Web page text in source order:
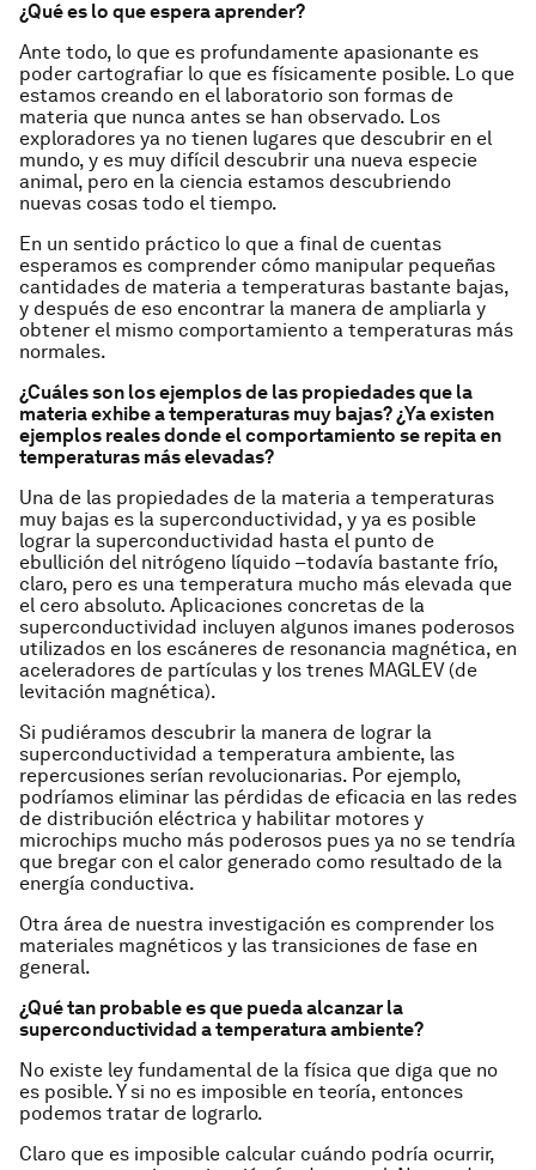
¿Qué es lo que espera aprender?
Ante todo, lo que es profundamente apasionante es
poder cartografiar lo que es físicamente posible. Lo que
estamos creando en el laboratorio son formas de
materia que nunca antes se han observado. Los
exploradores ya no tienen lugares que descubrir en el
mundo, y es muy difícil descubrir una nueva especie
animal, pero en la ciencia estamos descubriendo
nuevas cosas todo el tiempo.
En un sentido práctico lo que a final de cuentas
esperamos es comprender cómo manipular pequeñas
cantidades de materia a temperaturas bastante bajas,
y después de eso encontrar la manera de ampliarla y
obtener el mismo comportamiento a temperaturas más
normales.
¿Cuáles son los ejemplos de las propiedades que la
materia exhibe a temperaturas muy bajas? ¿Ya existen
ejemplos reales donde el comportamiento se repita en
temperaturas más elevadas?
Una de las propiedades de la materia a temperaturas
muy bajas es la superconductividad, y ya es posible
lograr la superconductividad hasta el punto de
ebullición del nitrógeno líquido –todavía bastante frío,
claro, pero es una temperatura mucho más elevada que
el cero absoluto. Aplicaciones concretas de la
superconductividad incluyen algunos imanes poderosos
utilizados en los escáneres de resonancia magnética, en
aceleradores de partículas y los trenes MAGLEV (de
levitación magnética).
Si pudiéramos descubrir la manera de lograr la
superconductividad a temperatura ambiente, las
repercusiones serían revolucionarias. Por ejemplo,
podríamos eliminar las pérdidas de eficacia en las redes
de distribución eléctrica y habilitar motores y
microchips mucho más poderosos pues ya no se tendría
que bregar con el calor generado como resultado de la
energía conductiva.
Otra área de nuestra investigación es comprender los
materiales magnéticos y las transiciones de fase en
general.
¿Qué tan probable es que pueda alcanzar la
superconductividad a temperatura ambiente?
No existe ley fundamental de la física que diga que no
es posible. Y si no es imposible en teoría, entonces
podemos tratar de lograrlo.
Claro que es imposible calcular cuándo podría ocurrir,